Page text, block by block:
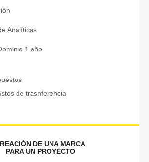
Analíticas
1 año
de trasnferencia
DE UNA MARCA
PARA UN PROYECTO